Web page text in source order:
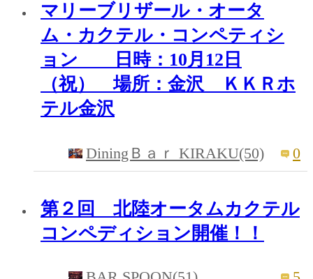
マリーブリザール・オータ
ム・カクテル・コンペティシ
ョン 日時：10月12日
（祝） 場所：金沢 ＫＫＲホ
テル金沢
DiningＢａｒ KIRAKU(50) 0
第２回 北陸オータムカクテル
コンペディション開催！！